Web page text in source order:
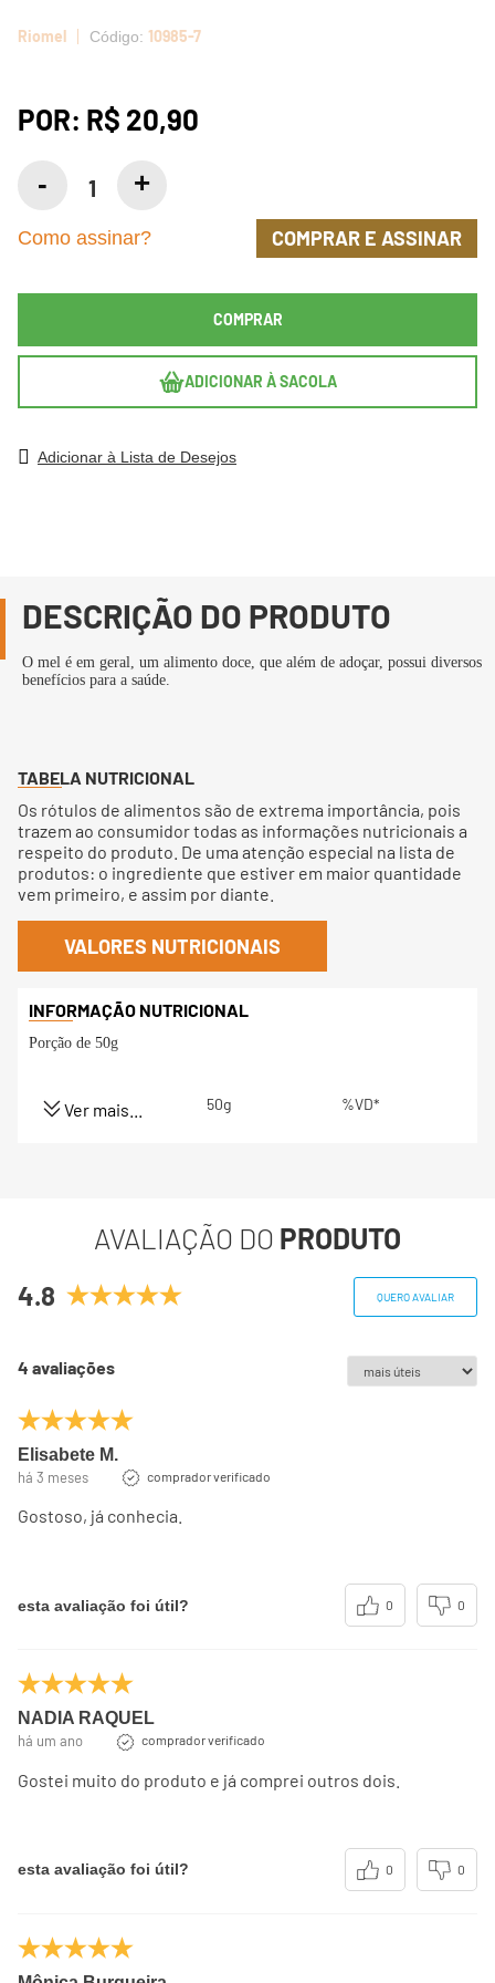
Riomel 10985-7
POR: R$ 20,90
COMPRAR
ADICIONAR À SACOLA
Como assinar? COMPRAR E ASSINAR
Adicionar à Lista de Desejos
DESCRIÇÃO DO PRODUTO
O mel é em geral, um alimento doce, que além de adoçar, possui diversos
benefícios para a saúde.
TABELA NUTRICIONAL
Os rótulos de alimentos são de extrema importância, pois
trazem ao consumidor todas as informações nutricionais a
respeito do produto. De uma atenção especial na lista de
produtos: o ingrediente que estiver em maior quantidade
vem primeiro, e assim por diante.
VALORES NUTRICIONAIS
Porção de 50g
50g %VD*
Ver mais...
AVALIAÇÃO DO PRODUTO
4.8 QUERO AVALIAR
4 avaliações
Elisabete M.
há 3 meses comprador verificado
Gostoso, já conhecia.
esta avaliação foi útil? 0 0
NADIA RAQUEL
há um ano comprador verificado
Gostei muito do produto e já comprei outros dois.
esta avaliação foi útil? 0 0